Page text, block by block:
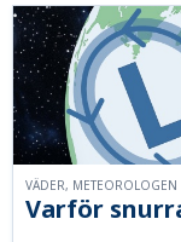
Varför
VÄDER, METEOROLOGEN